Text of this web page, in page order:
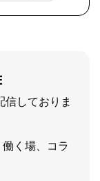
しておりま
く場、コラ